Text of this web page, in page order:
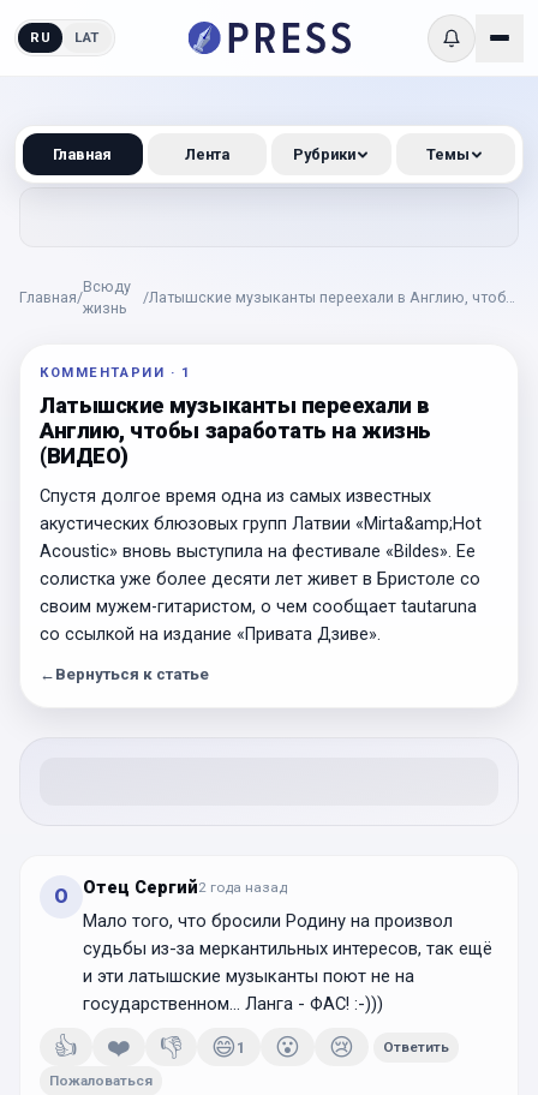
RU LAT
Главная/
Всюду
жизнь
/Латышские музыканты переехали в Англию, чтобы
КОММЕНТАРИИ · 1
Латышские музыканты переехали в
Англию, чтобы заработать на жизнь
(ВИДЕО)
Спустя долгое время одна из самых известных
акустических блюзовых групп Латвии «Mirta&amp;Hot
Acoustic» вновь выступила на фестивале «Bildes». Ее
солистка уже более десяти лет живет в Бристоле со
своим мужем-гитаристом, о чем сообщает tautaruna
со ссылкой на издание «Привата Дзиве».
← Вернуться к статье
О Отец Сергий2 года назад
Мало того, что бросили Родину на произвол
судьбы из-за меркантильных интересов, так ещё
и эти латышские музыканты поют не на
государственном... Ланга - ФАС! :-)))
👍 ❤️ 👎 😄 1 😮 😢 Ответить
Пожаловаться
Главная Лента Рубрики Темы